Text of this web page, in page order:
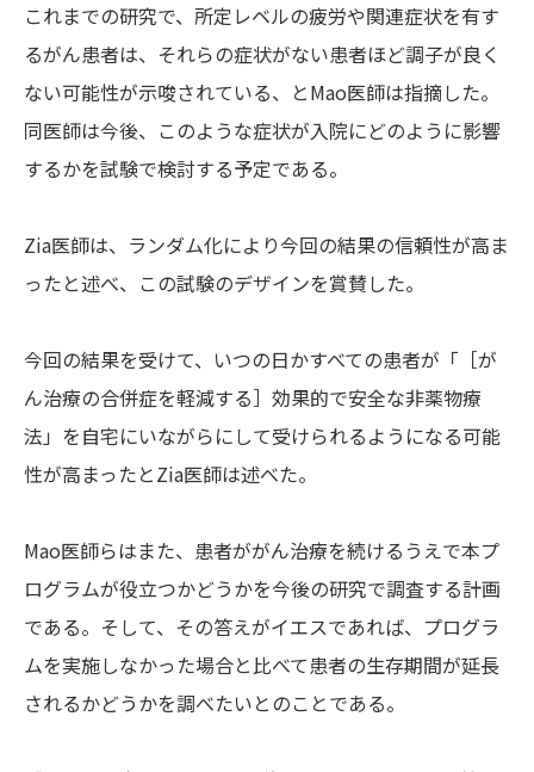
これまでの研究で、所定レベルの疲労や関連症状を有す
るがん患者は、それらの症状がない患者ほど調子が良く
ない可能性が示唆されている、とMao医師は指摘した。
同医師は今後、このような症状が入院にどのように影響
するかを試験で検討する予定である。
Zia医師は、ランダム化により今回の結果の信頼性が高ま
ったと述べ、この試験のデザインを賞賛した。
今回の結果を受けて、いつの日かすべての患者が「［が
ん治療の合併症を軽減する］効果的で安全な非薬物療
法」を自宅にいながらにして受けられるようになる可能
性が高まったとZia医師は述べた。
Mao医師らはまた、患者ががん治療を続けるうえで本プ
ログラムが役立つかどうかを今後の研究で調査する計画
である。そして、その答えがイエスであれば、プログラ
ムを実施しなかった場合と比べて患者の生存期間が延長
されるかどうかを調べたいとのことである。